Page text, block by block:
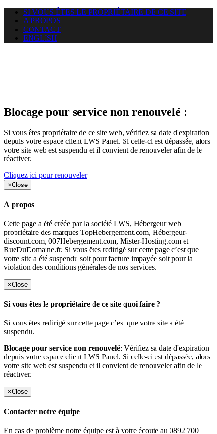
SI VOUS ÊTES LE PROPRIÉTAIRE DE CE SITE
A PROPOS
CONTACT
ENGLISH
Blocage pour service non renouvelé :
Si vous êtes propriétaire de ce site web, vérifiez sa date d'expiration
depuis votre espace client LWS Panel. Si celle-ci est dépassée, alors
votre site web est suspendu et il convient de renouveler afin de le
réactiver.
Cliquez ici pour renouveler
×Close
À propos
Cette page a été créée par la société LWS, Hébergeur web
propriétaire des marques TopHebergement.com, Hébergeur-
discount.com, 007Hebergement.com, Mister-Hosting.com et
RueDuDomaine.fr. Si vous êtes redirigé sur cette page c’est que
votre site a été suspendu soit pour facture impayée soit pour la
violation des conditions générales de nos services.
×Close
Si vous êtes le propriétaire de ce site quoi faire ?
Si vous êtes redirigé sur cette page c’est que votre site a été
suspendu.
Blocage pour service non renouvelé: Vérifiez sa date d'expiration
depuis votre espace client LWS Panel. Si celle-ci est dépassée, alors
votre site web est suspendu et il convient de renouveler afin de le
réactiver.
×Close
Contacter notre équipe
En cas de problème notre équipe est à votre écoute au 0892 700